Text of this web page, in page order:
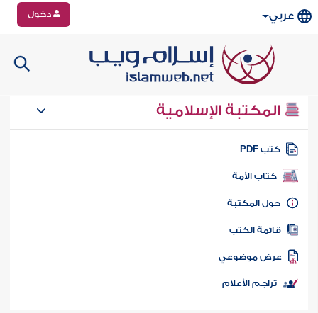
عربي دخول
المكتبة الإسلامية
كتب PDF
كتاب الأمة
المكتبة
الكتب
موضوعي